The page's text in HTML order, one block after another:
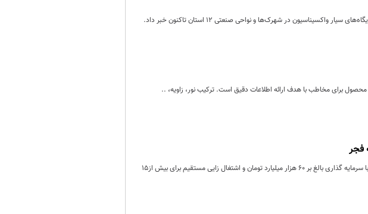
در شهرک‌ها و نواحی صنعتی ۱۲ استان تاکنون خبر داد.
برای مخاطب با هدف ارائه اطلاعات دقیق است. ترکیب نور، زاویه، ..
فجر
در آستانه 42 امین سالگرد پیروزی انقلاب اسلامی 67 طرح بزرگ صنعتی و معدنی با سرمایه گذاری بالغ بر 60 هزار میلیارد تومان و اشتغال زایی مستقیم برای بیش از15